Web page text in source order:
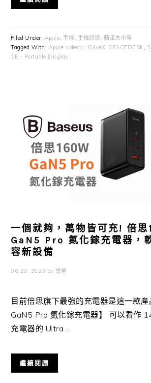
Filed Under: Apple,手機,手機周邊,蘋果大小事
Tagged With: Apple sidecar, GlixeX, SPACEDESK,
SE - Portable Display
一個就夠，萬物皆可充! 倍思
GaN5 Pro 氮化鎵充電器，
容新設備
06 28, 2023 by 雲爸
目前倍思旗下最強的充電器是這一款
GaN5 Pro 氮化鎵充電器】 可以看作
充電器的 Ultra ...
繼續閱讀